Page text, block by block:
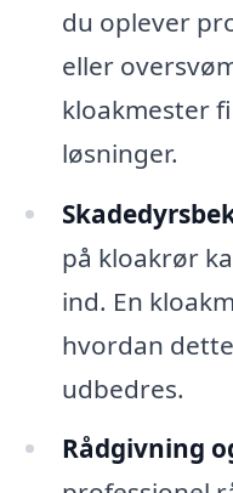
du oplever
eller
kloakmester
løsninger.
på kloakrør
ind. En
hvordan
udbedres.
Rådgivning